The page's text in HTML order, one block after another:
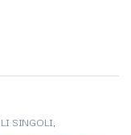
SINGOLI,